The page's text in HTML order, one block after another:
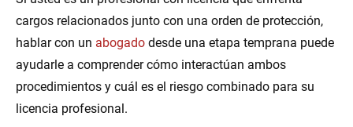
cargos relacionados junto con una orden de protección,
hablar con un abogado desde una etapa temprana puede
ayudarle a comprender cómo interactúan ambos
procedimientos y cuál es el riesgo combinado para su
licencia profesional.